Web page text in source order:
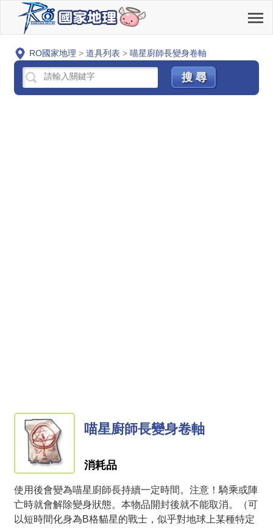
RO國家地理 > 道具列表 > 喵星廚師長變身卷軸
喵星廚師長變身卷軸
消耗品
使用後會變為喵星廚師長持續一定時間。注意！騎乘或陣
亡時就會解除變身狀態。本物品開封後就不能取消。（可
以短時間化身為B格貓星的戰士，似乎對地球上某種特定